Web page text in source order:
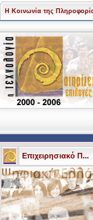
Η Κοινωνία της
Επιχειρησιακό Π...